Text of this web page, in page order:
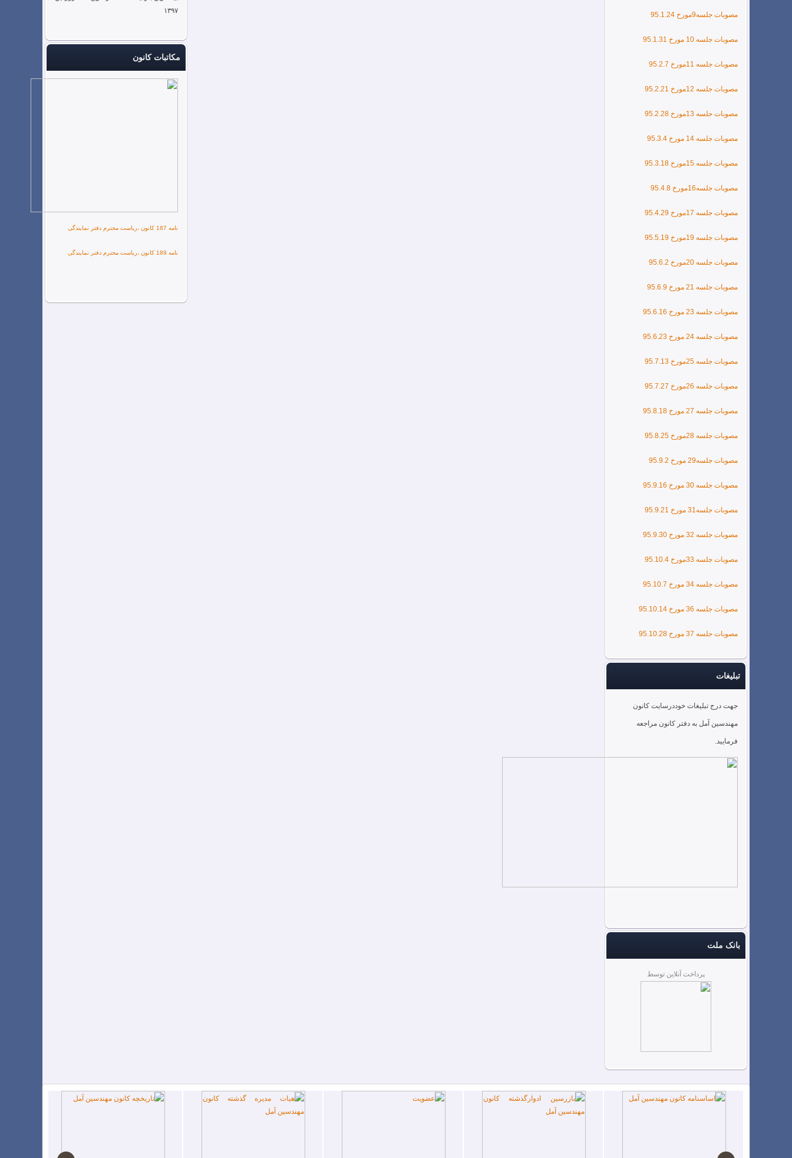
مصوبات جلسه9مورخ 95.1.24
مصوبات جلسه 10 مورخ 95.1.31
مصوبات جلسه 11مورخ 95.2.7
مصوبات جلسه 12مورخ 95.2.21
مصوبات جلسه 13مورخ 95.2.28
مصوبات جلسه 14 مورخ 95.3.4
مصوبات جلسه 15مورخ 95.3.18
مصوبات جلسه16مورخ 95.4.8
مصوبات جلسه 17مورخ 95.4.29
مصوبات جلسه 19مورخ 95.5.19
مصوبات جلسه 20مورخ 95.6.2
مصوبات جلسه 21 مورخ 95.6.9
مصوبات جلسه 23 مورخ 95.6.16
مصوبات جلسه 24 مورخ 95.6.23
مصوبات جلسه 25مورخ 95.7.13
مصوبات جلسه 26مورخ 95.7.27
مصوبات جلسه 27 مورخ 95.8.18
مصوبات جلسه 28مورخ 95.8.25
مصوبات جلسه29 مورخ 95.9.2
مصوبات جلسه 30 مورخ 95.9.16
مصوبات جلسه31 مورخ 95.9.21
مصوبات جلسه 32 مورخ 95.9.30
مصوبات جلسه 33مورخ 95.10.4
مصوبات جلسه 34 مورخ 95.10.7
مصوبات جلسه 36 مورخ 95.10.14
مصوبات جلسه 37 مورخ 95.10.28
تبلیغات
جهت درج تبلیغات خوددرسایت کانون
مهندسین آمل به دفتر کانون مراجعه
فرمایید.
بانک ملت
پرداخت آنلاین توسط
۱۳۹۷
مکاتبات کانون
نامه 187 کانون ،ریاست محترم دفتر نمایندگی
نامه 189 کانون ،ریاست محترم دفتر نمایندگی